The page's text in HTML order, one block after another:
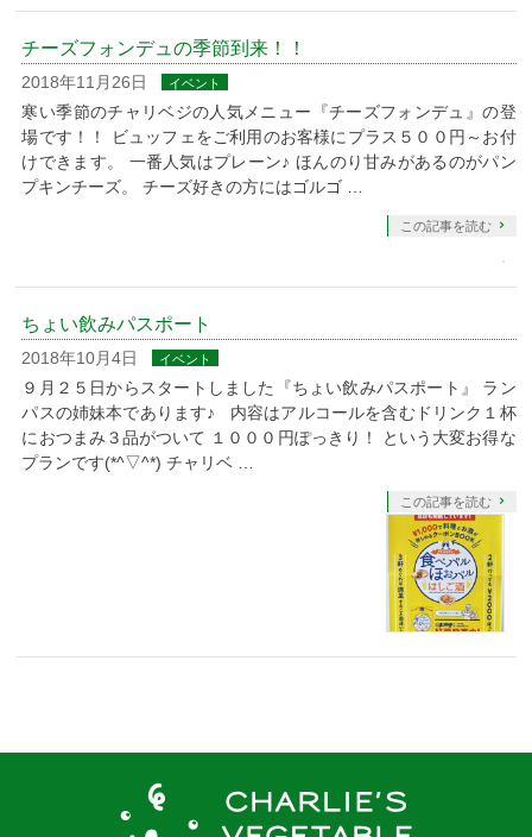
チーズフォンデュの季節到来！！
2018年11月26日 イベント
寒い季節のチャリベジの人気メニュー『チーズフォンデュ』の登
場です！！ ビュッフェをご利用のお客様にプラス５００円～お付
けできます。 一番人気はプレーン♪ ほんのり甘みがあるのがパン
プキンチーズ。 チーズ好きの方にはゴルゴ …
この記事を読む
ちょい飲みパスポート
2018年10月4日 イベント
９月２５日からスタートしました『ちょい飲みパスポート』 ラン
パスの姉妹本であります♪ 内容はアルコールを含むドリンク１杯
におつまみ３品がついて １０００円ぽっきり！ という大変お得な
プランです(*^▽^*) チャリベ …
この記事を読む